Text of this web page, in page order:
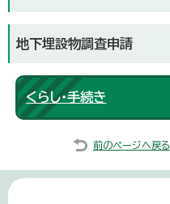
地下埋設物調査申請
くらし・手続き
前のページへ戻る